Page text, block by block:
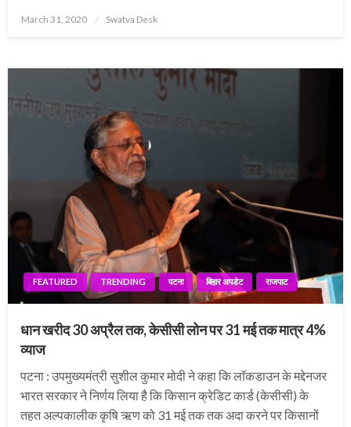
Posted
March 31, 2020 Swatva Desk
FEATURED TRENDING पटना बिहार अपडेट राजपाट
धान खरीद 30 अप्रैल तक, केसीसी लोन पर 31 मई तक मात्र 4%
व्याज
पटना : उपमुख्यमंत्री सुशील कुमार मोदी ने कहा कि लाॅकडाउन के मद्देनजर
भारत सरकार ने निर्णय लिया है कि किसान क्रेडिट कार्ड (केसीसी) के
तहत अल्पकालीक कृषि ऋण को 31 मई तक तक अदा करने पर किसानों